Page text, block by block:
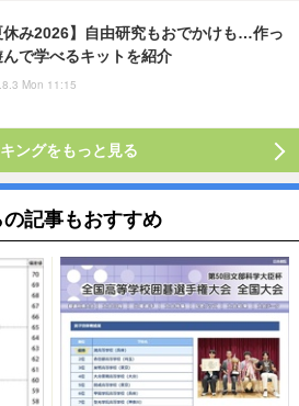
休み2026】自由研究もおでかけも…作っ
んで学べるキットを紹介
Mon 11:15
ングをもっと見る
の記事もおすすめ